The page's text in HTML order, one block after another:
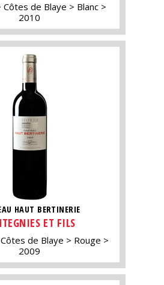
Côtes de Blaye
Blanc
2010
HAUT BERTINERIE
ET FILS
Côtes de Blaye
Rouge
2009